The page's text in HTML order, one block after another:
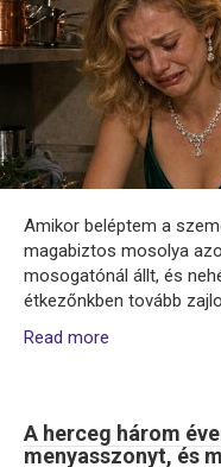
Amikor beléptem a
magabiztos mosolya
mosogatónál állt, és
étkezőnkben tovább
Read more
A herceg három
menyasszonyt, és